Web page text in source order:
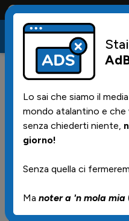
Conta solo la maglia e solo
05/12/2024 | 17.00
Zortea: "Da
imparato
antipatico,
permalosi"
Lo sai che siamo il
mondo atalantino e che
senza chiederti niente,
giorno!
Senza quella ci
Ma noter a 'n mola mia